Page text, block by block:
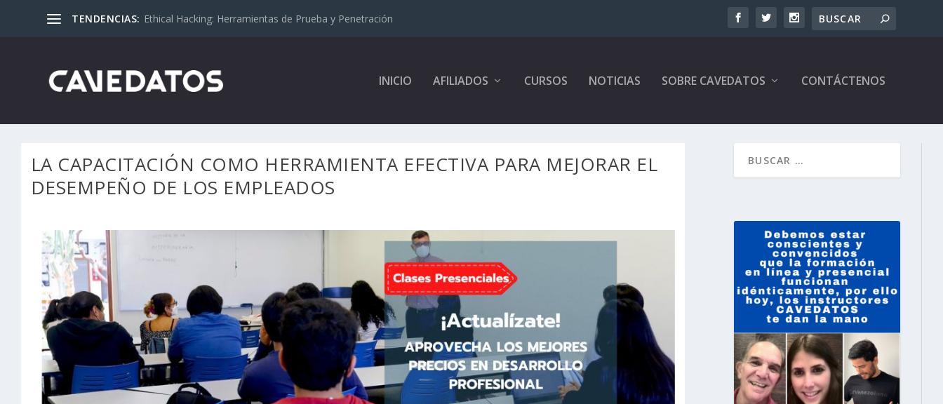
TENDENCIAS: Ethical Hacking: Herramientas de Prueba y Penetración
INICIO AFILIADOS CURSOS NOTICIAS SOBRE CAVEDATOS CONTÁCTENOS
LA CAPACITACIÓN COMO HERRAMIENTA EFECTIVA PARA MEJORAR EL
DESEMPEÑO DE LOS EMPLEADOS